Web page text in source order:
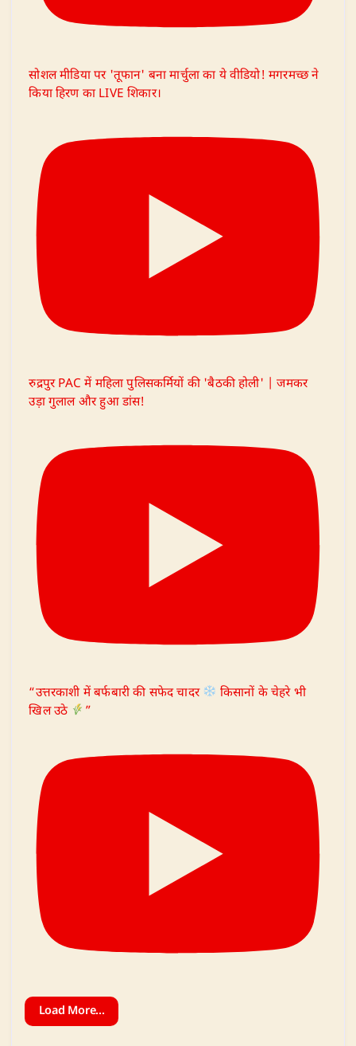
सोशल मीडिया पर 'तूफान' बना मार्चुला का ये वीडियो! मगरमच्छ ने
किया हिरण का LIVE शिकार।
रुद्रपुर PAC में महिला पुलिसकर्मियों की 'बैठकी होली' | जमकर
उड़ा गुलाल और हुआ डांस!
“उत्तरकाशी में बर्फबारी की सफेद चादर
किसानों के चेहरे भी
खिल उठे
”
Load More...